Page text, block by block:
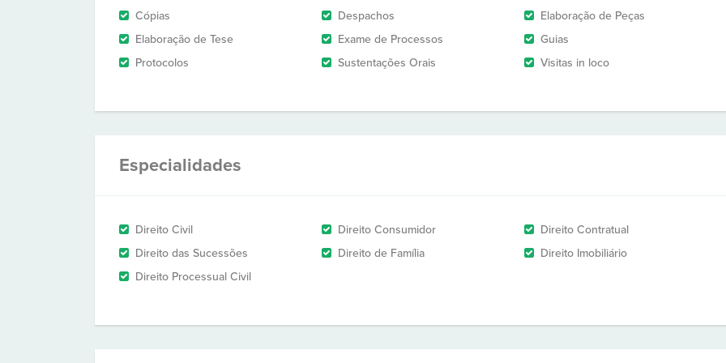
Cópias
Despachos
Elaboração de Peças
Elaboração de Tese
Exame de Processos
Guias
Protocolos
Sustentações Orais Visitas in loco
Especialidades
Direito Civil Direito Consumidor
Direito Contratual
Direito das Sucessões
Direito de Família
Direito Imobiliário
Direito Processual Civil